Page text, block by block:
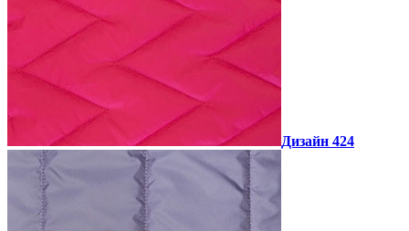
Дизайн 424